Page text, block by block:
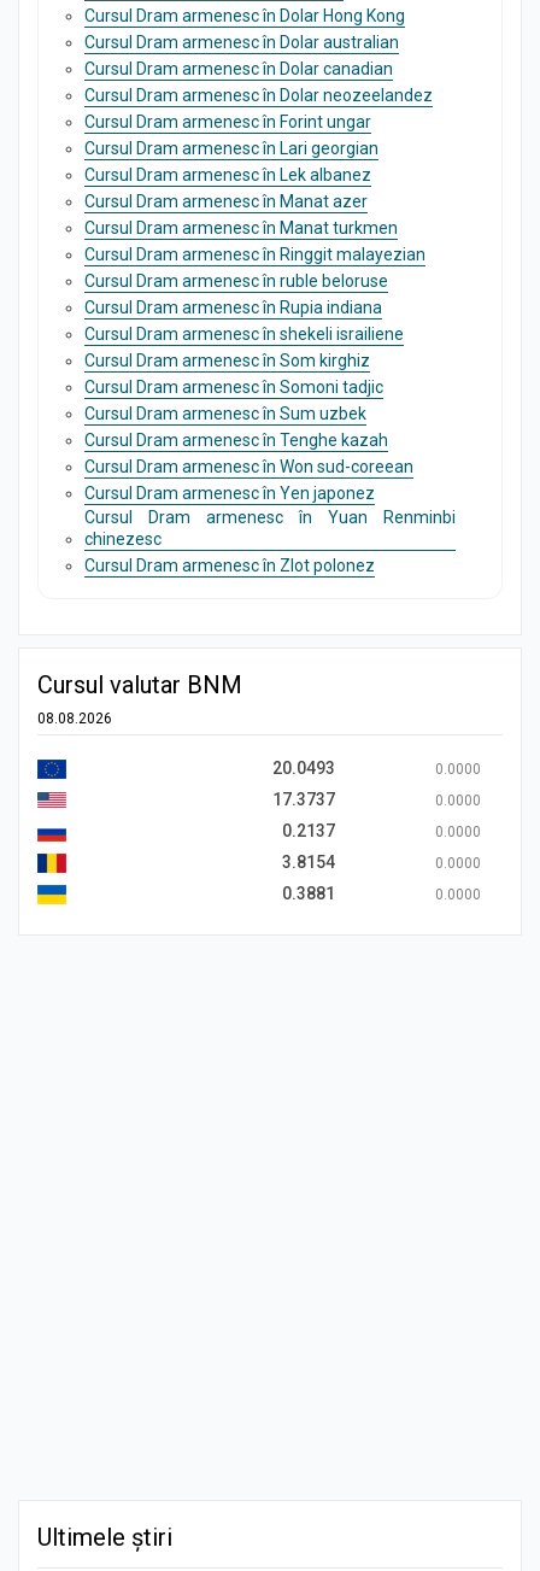
Cursul Dram armenesc în Dolar Hong Kong
Cursul Dram armenesc în Dolar australian
Cursul Dram armenesc în Dolar canadian
Cursul Dram armenesc în Dolar neozeelandez
Cursul Dram armenesc în Forint ungar
Cursul Dram armenesc în Lari georgian
Cursul Dram armenesc în Lek albanez
Cursul Dram armenesc în Manat azer
Cursul Dram armenesc în Manat turkmen
Cursul Dram armenesc în Ringgit malayezian
Cursul Dram armenesc în ruble beloruse
Cursul Dram armenesc în Rupia indiana
Cursul Dram armenesc în shekeli israiliene
Cursul Dram armenesc în Som kirghiz
Cursul Dram armenesc în Somoni tadjic
Cursul Dram armenesc în Sum uzbek
Cursul Dram armenesc în Tenghe kazah
Cursul Dram armenesc în Won sud-coreean
Cursul Dram armenesc în Yen japonez
Cursul Dram armenesc în Yuan Renminbi
chinezesc
Cursul Dram armenesc în Zlot polonez
Cursul valutar BNM
08.08.2026
20.0493 0.0000
17.3737 0.0000
0.2137 0.0000
3.8154 0.0000
0.3881 0.0000
Ultimele știri